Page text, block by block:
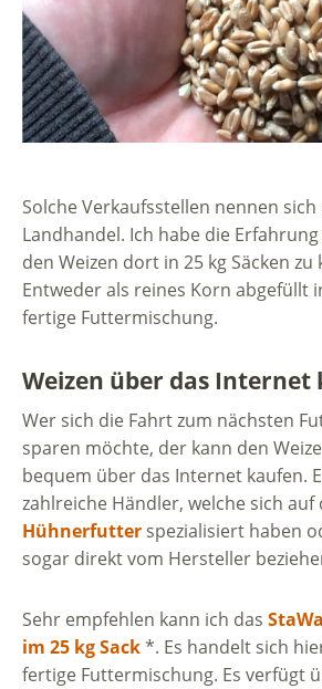
Solche Verkaufsstellen nennen
Landhandel. Ich habe die
den Weizen dort in 25 kg Säcken zu
Entweder als reines Korn abgefüllt
fertige Futtermischung.
Weizen über das Internet
Wer sich die Fahrt zum nächsten
sparen möchte, der kann den
bequem über das Internet kaufen.
zahlreiche Händler, welche sich
Hühnerfutter spezialisiert haben
sogar direkt vom Hersteller
Sehr empfehlen kann ich das
im 25 kg Sack*. Es handelt sich
fertige Futtermischung. Es verfügt